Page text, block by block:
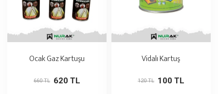
Ocak Gaz Kartuşu
620 TL
660 TL
Vidalı Kartuş
100 TL
120 TL